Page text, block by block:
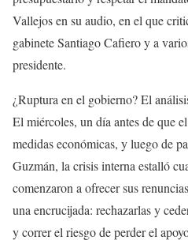
Vallejos en su audio, en el que
gabinete Santiago Cafiero y a
presidente.
¿Ruptura en el gobierno? El
El miércoles, un día antes de que
medidas económicas, y luego de
Guzmán, la crisis interna estalló
comenzaron a ofrecer sus
una encrucijada: rechazarlas y
y correr el riesgo de perder el